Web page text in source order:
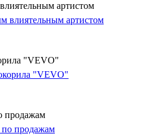
артистом
"VEVO"
продажам